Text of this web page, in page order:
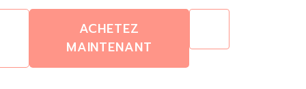
ACHETEZ
MAINTENANT